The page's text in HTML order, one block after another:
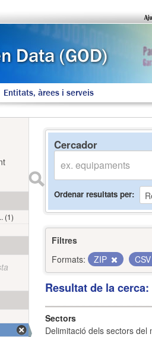
Entitats, àrees i serveis
Cercador
Ordenar resultats per
Filtres
Formats:
ZIP
Resultat de la
Sectors
Delimitació dels sectors del
(1)